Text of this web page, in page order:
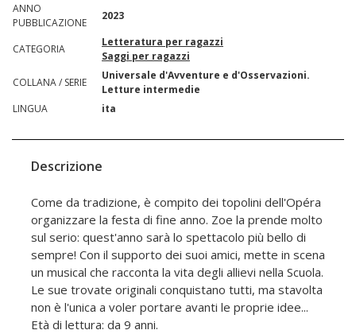
ANNO
PUBBLICAZIONE
2023
CATEGORIA
Letteratura per ragazzi
Saggi per ragazzi
COLLANA / SERIE
Universale d'Avventure e d'Osservazioni.
Letture intermedie
LINGUA
ita
Descrizione
Come da tradizione, è compito dei topolini dell'Opéra
organizzare la festa di fine anno. Zoe la prende molto
sul serio: quest'anno sarà lo spettacolo più bello di
sempre! Con il supporto dei suoi amici, mette in scena
un musical che racconta la vita degli allievi nella Scuola.
Le sue trovate originali conquistano tutti, ma stavolta
non è l'unica a voler portare avanti le proprie idee...
Età di lettura: da 9 anni.